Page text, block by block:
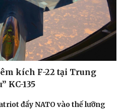
kích F-22 tại Trung
KC-135
đẩy NATO vào thế lưỡng